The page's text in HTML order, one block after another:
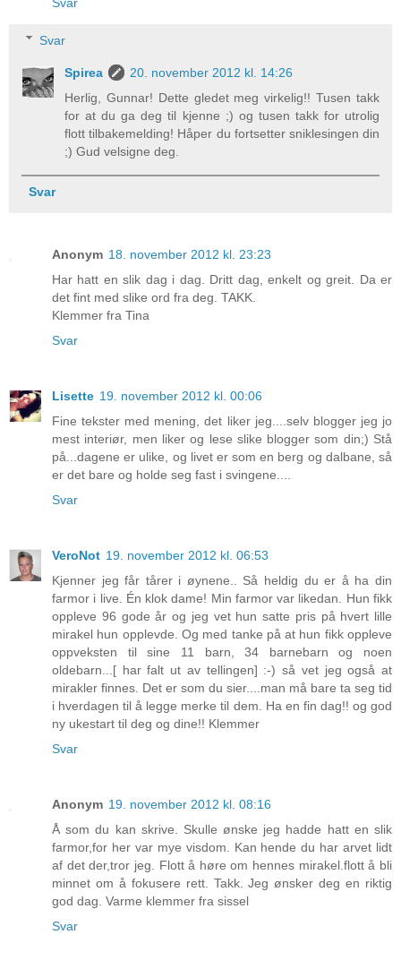
Svar
Spirea
20. november 2012 kl. 14:26
Herlig, Gunnar! Dette gledet meg virkelig!! Tusen takk
for at du ga deg til kjenne ;) og tusen takk for utrolig
flott tilbakemelding! Håper du fortsetter sniklesingen din
;) Gud velsigne deg.
Svar
Anonym 18. november 2012 kl. 23:23
Har hatt en slik dag i dag. Dritt dag, enkelt og greit. Da er
det fint med slike ord fra deg. TAKK.
Klemmer fra Tina
Svar
Lisette 19. november 2012 kl. 00:06
Fine tekster med mening, det liker jeg....selv blogger jeg jo
mest interiør, men liker og lese slike blogger som din;) Stå
på...dagene er ulike, og livet er som en berg og dalbane, så
er det bare og holde seg fast i svingene....
Svar
VeroNot 19. november 2012 kl. 06:53
Kjenner jeg får tårer i øynene.. Så heldig du er å ha din
farmor i live. Én klok dame! Min farmor var likedan. Hun fikk
oppleve 96 gode år og jeg vet hun satte pris på hvert lille
mirakel hun opplevde. Og med tanke på at hun fikk oppleve
oppveksten til sine 11 barn, 34 barnebarn og noen
oldebarn...[ har falt ut av tellingen] :-) så vet jeg også at
mirakler finnes. Det er som du sier....man må bare ta seg tid
i hverdagen til å legge merke til dem. Ha en fin dag!! og god
ny ukestart til deg og dine!! Klemmer
Svar
Anonym 19. november 2012 kl. 08:16
Å som du kan skrive. Skulle ønske jeg hadde hatt en slik
farmor,for her var mye visdom. Kan hende du har arvet lidt
af det der,tror jeg. Flott å høre om hennes mirakel.flott å bli
minnet om å fokusere rett. Takk. Jeg ønsker deg en riktig
god dag. Varme klemmer fra sissel
Svar